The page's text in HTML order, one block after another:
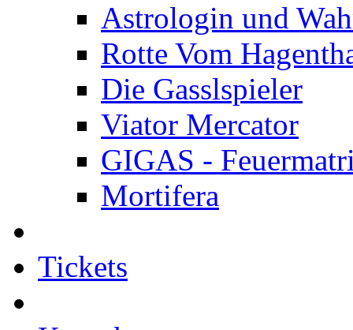
Astrologin und
Rotte Vom
Die Gasslspieler
Viator Mercator
GIGAS -
Mortifera
Tickets